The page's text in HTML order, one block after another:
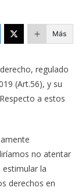
Más
regulado
(Art.56), y su
a estos
no atentar
la
derechos en